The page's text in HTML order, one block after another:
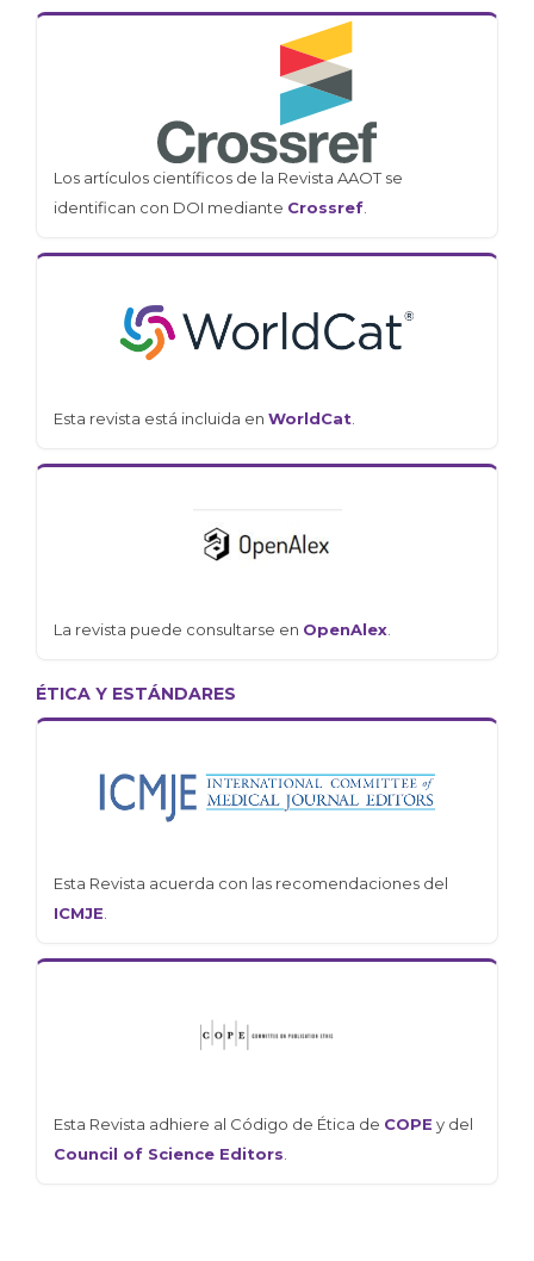
Los artículos científicos de la Revista AAOT se
identifican con DOI mediante Crossref
Esta revista está incluida en WorldCat
La revista puede consultarse en OpenAlex
ÉTICA Y ESTÁNDARES
Esta Revista acuerda con las recomendaciones del
ICMJE
Esta Revista adhiere al Código de Ética de COPE y del
Council of Science Editors